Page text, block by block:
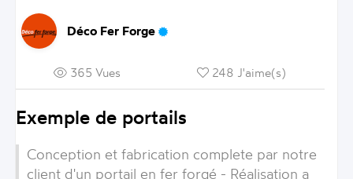
Déco Fer Forge
365 Vues 248 J'aime(s)
Exemple de portails
Conception et fabrication complete par notre
client d'un portail en fer forgé - Réalisation a